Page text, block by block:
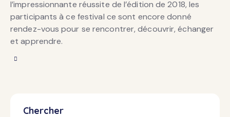
l’impressionnante réussite de l’édition de 2018, les
participants à ce festival ce sont encore donné
rendez-vous pour se rencontrer, découvrir, échanger
et apprendre.
Chercher